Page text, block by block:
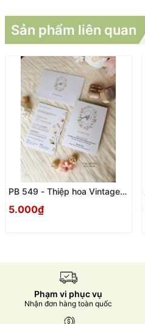
Sản phẩm liên quan
PB 549 - Thiệp hoa Vintage
5.000₫
Phạm vi phục vụ
Nhận đơn hàng toàn quốc